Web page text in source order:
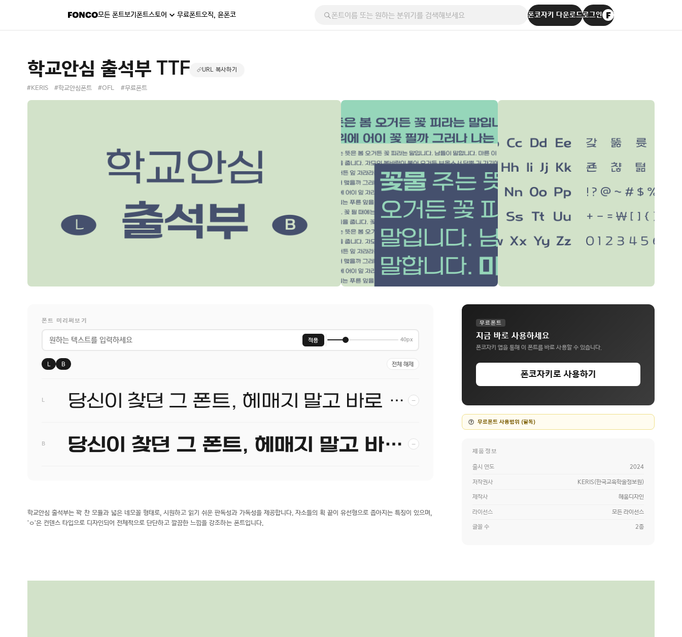
모든 폰트보기폰트스토어 무료폰트오직, 윤폰코 폰코자키 다운로드로그인
학교안심 출석부 TTF URL 복사하기
#KERIS #학교안심폰트 #OFL #무료폰트
폰트 미리써보기
적용 40px
L B 전체 해제
당신이 찾던 그 폰트, 헤매지 말고 바로 폰코! −
B 당신이 찾던 그 폰트, 헤매지 말고 바로 폰코! −
학교안심 출석부는 꽉 찬 모듈과 넓은 네모꼴 형태로, 시원하고 읽기 쉬운 판독성과 가독성을 제공합니다. 자소들의 획 끝이 유선형으로 좁아지는 특징이 있으며,
'ㅇ'은 컨덴스 타입으로 디자인되어 전체적으로 단단하고 깔끔한 느낌을 강조하는 폰트입니다.
무료폰트
지금 바로 사용하세요
폰코자키 앱을 통해 이 폰트를 바로 사용할 수 있습니다.
폰코자키로 사용하기
무료폰트 사용범위 (필독)
제품정보
출시 연도 2024
저작권사 KERIS(한국교육학술정보원)
제작사 헤움디자인
라이선스 모든 라이선스
글꼴 수 2종